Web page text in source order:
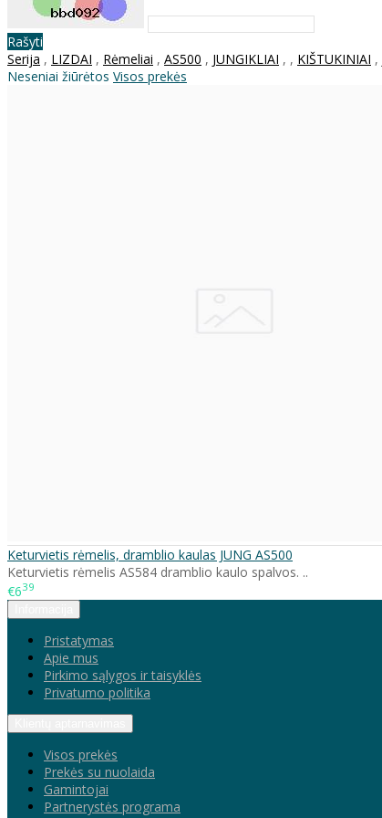
Rašyti
Serija , LIZDAI , Rėmeliai , AS500 , JUNGIKLIAI , , KIŠTUKINIAI ,
Neseniai žiūrėtos Visos prekės
Keturvietis rėmelis, dramblio kaulas JUNG AS500
Keturvietis rėmelis AS584 dramblio kaulo spalvos. ..
€639
Pristatymas
Apie mus
Pirkimo sąlygos ir taisyklės
Privatumo politika
Visos prekės
Prekės su nuolaida
Gamintojai
Partnerystės programa